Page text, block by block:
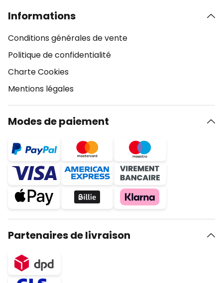
Informations
Conditions générales de vente
Politique de confidentialité
Charte Cookies
Mentions légales
Modes de paiement
Partenaires de livraison